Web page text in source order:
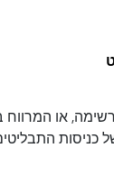
או המרווח
של כניסות